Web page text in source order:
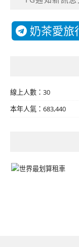
奶茶愛旅
線上人數：30
本年人氣：683,440